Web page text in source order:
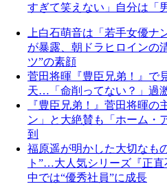
すぎて笑えない」自分は「
上白石萌音は「若手女優
が暴露、朝ドラヒロインの
ツ”の素顔
菅田将暉『豊臣兄弟！』で
天…「命削ってない？」過
『豊臣兄弟！』菅田将暉の
ン」と大絶賛も「ホーム・
到
福原遥が明かした大切なも
ト”…大人気シリーズ『正
中では“優秀社員”に成長